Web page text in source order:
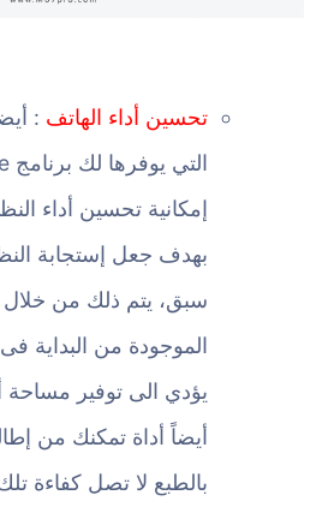
تحسين أداء الهاتف :
إمكانية تحسين أداء
بهدف جعل إستجابة
سبق، يتم ذلك من
الموجودة من البداية
يؤدي الى توفير مساحة
أيضاً أداة تمكنك من
بالطبع لا تصل كفاءة